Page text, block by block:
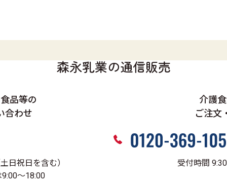
森永乳業の通信販売
品等の
合わせ
日祝日を含む）
～18:00
介護
ご注文
受付時間